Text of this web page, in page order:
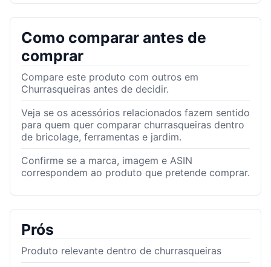
Como comparar antes de
comprar
Compare este produto com outros em
Churrasqueiras antes de decidir.
Veja se os acessórios relacionados fazem sentido
para quem quer comparar churrasqueiras dentro
de bricolage, ferramentas e jardim.
Confirme se a marca, imagem e ASIN
correspondem ao produto que pretende comprar.
Prós
Produto relevante dentro de churrasqueiras